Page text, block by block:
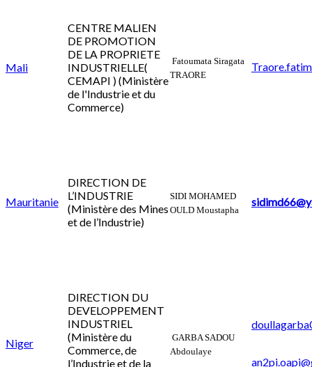
Mali
CENTRE MALIEN
DE PROMOTION
DE LA PROPRIETE
INDUSTRIELLE(
CEMAPI ) (Ministère
de l'Industrie et du
Commerce)
Fatoumata Siragata
TRAORE
Mauritanie
DIRECTION DE
L’INDUSTRIE
(Ministère des Mines
et de l’Industrie)
SIDI MOHAMED
OULD Moustapha
Niger
DIRECTION DU
DEVELOPPEMENT
INDUSTRIEL
(Ministère du
Commerce, de
l’Industrie et de la
GARBA SADOU
Abdoulaye